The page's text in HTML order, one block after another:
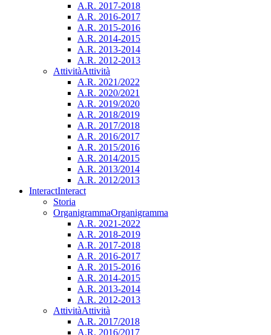
A.R. 2017-2018
A.R. 2016-2017
A.R. 2015-2016
A.R. 2014-2015
A.R. 2013-2014
A.R. 2012-2013
AttivitàAttività
A.R. 2021/2022
A.R. 2020/2021
A.R. 2019/2020
A.R. 2018/2019
A.R. 2017/2018
A.R. 2016/2017
A.R. 2015/2016
A.R. 2014/2015
A.R. 2013/2014
A.R. 2012/2013
InteractInteract
Storia
OrganigrammaOrganigramma
A.R. 2021-2022
A.R. 2018-2019
A.R. 2017-2018
A.R. 2016-2017
A.R. 2015-2016
A.R. 2014-2015
A.R. 2013-2014
A.R. 2012-2013
AttivitàAttività
A.R. 2017/2018
A.R. 2016/2017